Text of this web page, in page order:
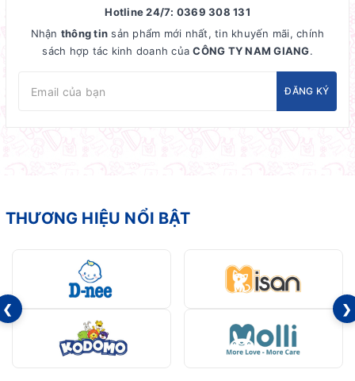
Hotline 24/7: 0369 308 131
Nhận thông tin sản phẩm mới nhất, tin khuyến mãi, chính
sách hợp tác kinh doanh củaCÔNG TY NAM GIANG.
ĐĂNG KÝ
THƯƠNG HIỆU NỔI BẬT
❮ ❯